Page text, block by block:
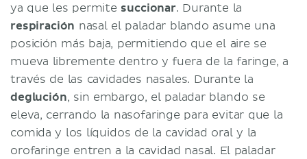
ya que les permite succionar. Durante la
respiración nasal el paladar blando asume una
posición más baja, permitiendo que el aire se
mueva libremente dentro y fuera de la faringe, a
través de las cavidades nasales. Durante la
deglución, sin embargo, el paladar blando se
eleva, cerrando la nasofaringe para evitar que la
comida y los líquidos de la cavidad oral y la
orofaringe entren a la cavidad nasal. El paladar